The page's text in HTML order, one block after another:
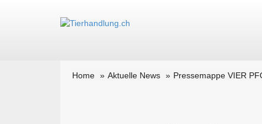
Home Aktuelle News Pressemappe VIER